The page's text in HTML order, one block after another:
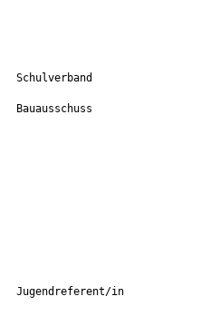
Schulverband
Bauausschuss
Jugendreferent/in